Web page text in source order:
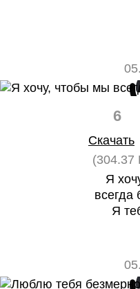
6
Скачать
(304.37
Я
всегда
Я